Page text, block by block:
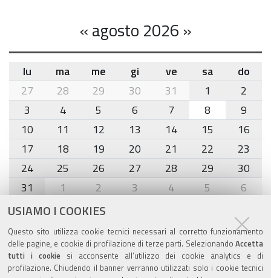
USIAMO I COOKIES
Questo sito utilizza cookie tecnici necessari al corretto funzionamento
delle pagine, e cookie di profilazione di terze parti. Selezionando Accetta
tutti i cookiesi acconsente all’utilizzo dei cookie analytics e di
profilazione. Chiudendo il banner verranno utilizzati solo i cookie tecnici
«agosto 2026 »
month-
8
lu ma me gi ve sa
do
27
28 29 30 31 1
2
3
4 5 6 7 8
9
10
11 12 13 14 15
16
17
18 19 20 21 22
23
24
25 26 27 28 29
30
31
1 2 3 4 5 6
Agenda eventi
torna alla sezione